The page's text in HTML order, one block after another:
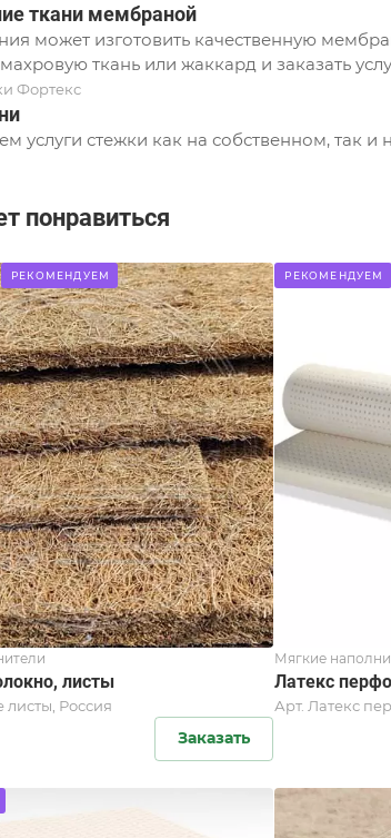
ткани мембраной
может изготовить качественную
ткань или жаккард и заказать
Фортекс
услуги стежки как на собственном, так и
понравиться
РЕКОМЕНДУЕМ
листы
листы, Россия
Заказать
РЕКОМЕНДУЕМ
Мягкие
Латекс
Арт. Латекс